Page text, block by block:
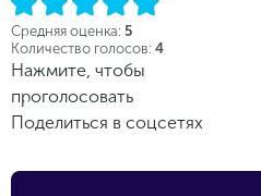
Средняя оценка: 5
Количество голосов: 4
Нажмите, чтобы
проголосовать
Поделиться в соцсетях